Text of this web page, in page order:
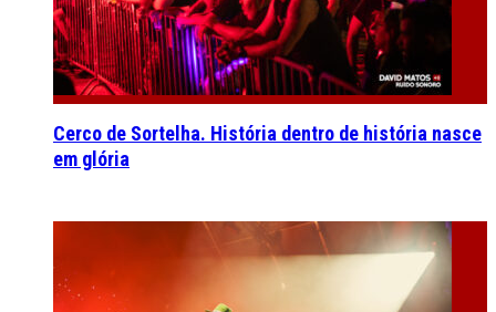
Cerco de Sortelha. História dentro de história nasce
em glória